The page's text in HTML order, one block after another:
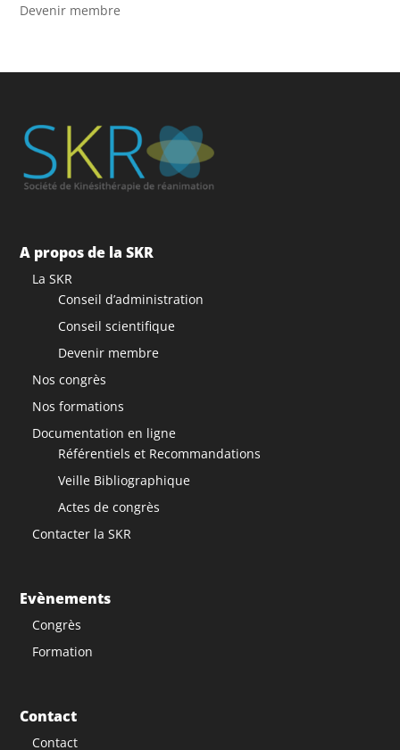
Devenir membre
A propos de la SKR
La SKR
Conseil d’administration
Conseil scientifique
Devenir membre
Nos congrès
Nos formations
Documentation en ligne
Référentiels et Recommandations
Veille Bibliographique
Actes de congrès
Contacter la SKR
Evènements
Congrès
Formation
Contact
Contact